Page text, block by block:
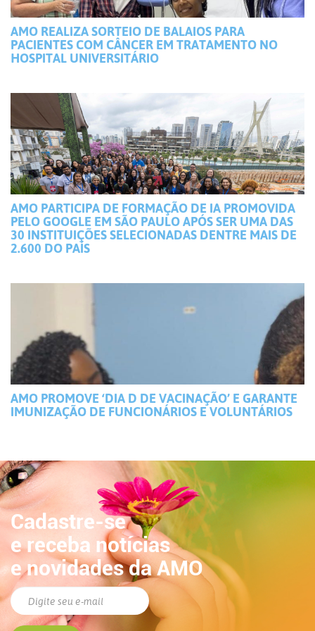
AMO REALIZA SORTEIO DE BALAIOS PARA
PACIENTES COM CÂNCER EM TRATAMENTO NO
HOSPITAL UNIVERSITÁRIO
AMO PARTICIPA DE FORMAÇÃO DE IA PROMOVIDA
PELO GOOGLE EM SÃO PAULO APÓS SER UMA DAS
30 INSTITUIÇÕES SELECIONADAS DENTRE MAIS DE
2.600 DO PAÍS
AMO PROMOVE ‘DIA D DE VACINAÇÃO’ E GARANTE
IMUNIZAÇÃO DE FUNCIONÁRIOS E VOLUNTÁRIOS
Cadastre-se
e receba notícias
e novidades da AMO